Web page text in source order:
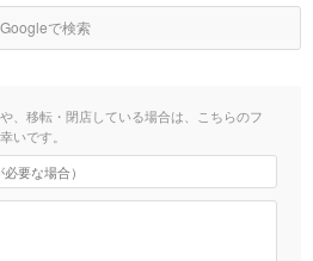
Googleで検索
、移転・閉店している場合は、こちらのフ
いです。